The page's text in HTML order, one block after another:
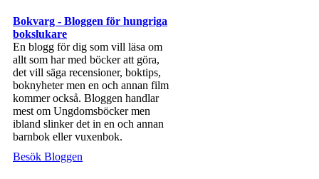
Bokvarg - Bloggen för hungriga
bokslukare
En blogg för dig som vill läsa om
allt som har med böcker att göra,
det vill säga recensioner, boktips,
boknyheter men en och annan film
kommer också. Bloggen handlar
mest om Ungdomsböcker men
ibland slinker det in en och annan
barnbok eller vuxenbok.
Besök Bloggen